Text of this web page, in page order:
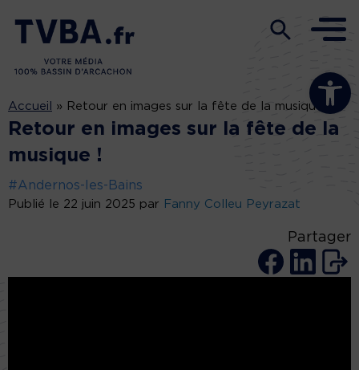
Ouvrir la
Accueil » Retour en images sur la fête de la musique !
Retour en images sur la fête de la
musique !
#Andernos-les-Bains
Publié le 22 juin 2025 par Fanny Colleu Peyrazat
Partager